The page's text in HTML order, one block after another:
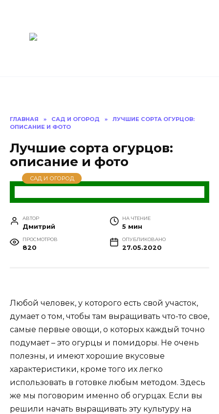
ГЛАВНАЯ » САД И ОГОРОД »
ЛУЧШИЕ СОРТА ОГУРЦОВ:
ОПИСАНИЕ И ФОТО
Лучшие сорта огурцов:
описание и фото
САД И ОГОРОД
АВТОР
Дмитрий
НА ЧТЕНИЕ
5 мин
ПРОСМОТРОВ
820
ОПУБЛИКОВАНО
27.05.2020
Любой человек, у которого есть свой участок,
думает о том, чтобы там выращивать что-то свое,
самые первые овощи, о которых каждый точно
подумает – это огурцы и помидоры. Не очень
полезны, и имеют хорошие вкусовые
характеристики, кроме того их легко
использовать в готовке любым методом. Здесь
же мы поговорим именно об огурцах. Если вы
решили начать выращивать эту культуру на